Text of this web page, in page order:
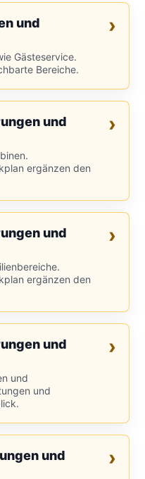
und
Gästeservice.
Bereiche.
und
ergänzen den
und
ergänzen den
und
und
und
und